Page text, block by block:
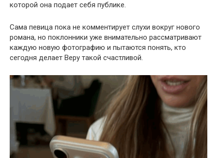
которой она подает себя публике.
Сама певица пока не комментирует слухи вокруг нового
романа, но поклонники уже внимательно рассматривают
каждую новую фотографию и пытаются понять, кто
сегодня делает Веру такой счастливой.